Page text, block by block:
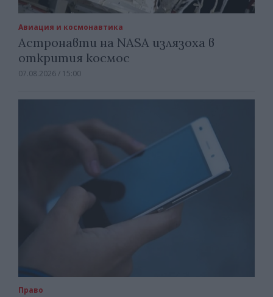
Авиация и космонавтика
Астронавти на NASA излязоха в
открития космос
07.08.2026 / 15:00
Право